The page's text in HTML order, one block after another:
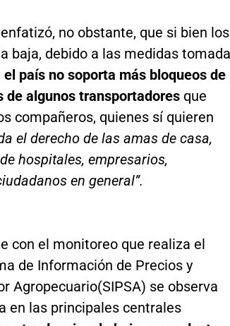
no obstante, que si bien los
baja, debido a las medidas
el país no soporta más bloqueos de
de algunos transportadoresque
compañeros, quienes sí quieren
el derecho de las amas de casa,
hospitales, empresarios,
en general”.
con el monitoreo que realiza el
de Información de Precios y
Agropecuario(SIPSA) se observa
en las principales centrales